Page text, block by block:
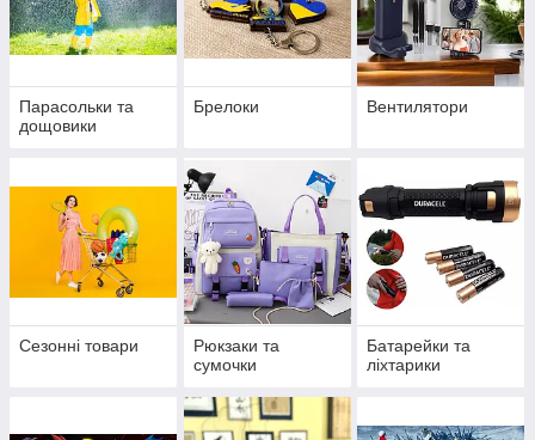
Парасольки та
дощовики
Брелоки Вентилятори
Сезонні товари
Рюкзаки та
сумочки
Батарейки та
ліхтарики